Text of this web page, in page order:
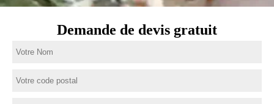
Demande de devis gratuit